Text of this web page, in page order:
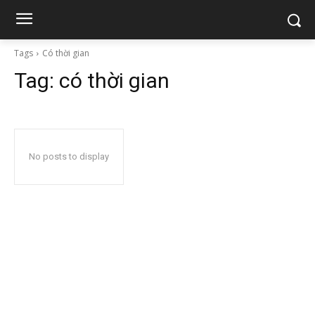
Tags Có thời gian
Tag: có thời gian
No posts to display